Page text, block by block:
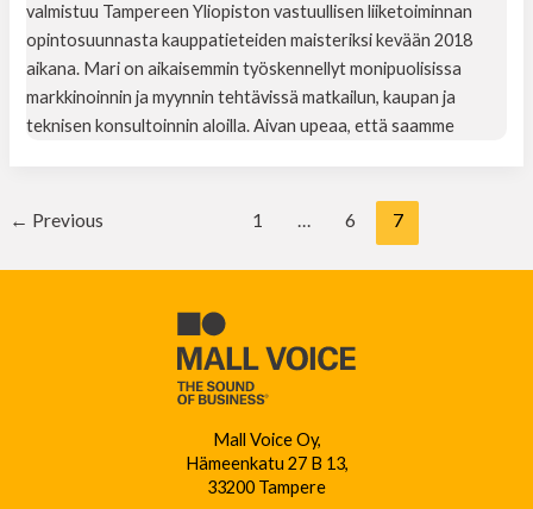
valmistuu Tampereen Yliopiston vastuullisen liiketoiminnan
opintosuunnasta kauppatieteiden maisteriksi kevään 2018
aikana. Mari on aikaisemmin työskennellyt monipuolisissa
markkinoinnin ja myynnin tehtävissä matkailun, kaupan ja
teknisen konsultoinnin aloilla. Aivan upeaa, että saamme
← Previous 1 … 6 7
Mall Voice Oy,
Hämeenkatu 27 B 13,
33200 Tampere